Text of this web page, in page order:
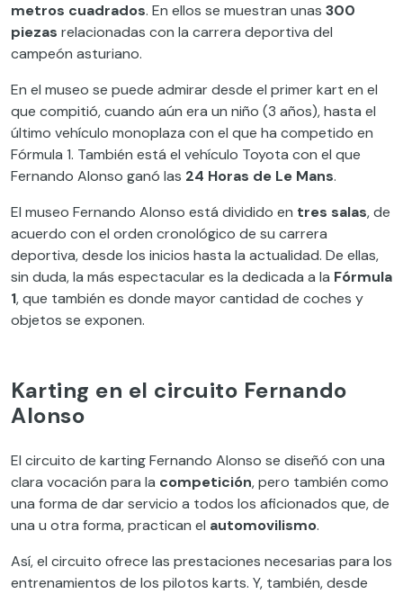
metros cuadrados. En ellos se muestran unas 300
piezas relacionadas con la carrera deportiva del
campeón asturiano.
En el museo se puede admirar desde el primer kart en el
que compitió, cuando aún era un niño (3 años), hasta el
último vehículo monoplaza con el que ha competido en
Fórmula 1. También está el vehículo Toyota con el que
Fernando Alonso ganó las 24 Horas de Le Mans.
El museo Fernando Alonso está dividido en tres salas, de
acuerdo con el orden cronológico de su carrera
deportiva, desde los inicios hasta la actualidad. De ellas,
sin duda, la más espectacular es la dedicada a la Fórmula
1, que también es donde mayor cantidad de coches y
objetos se exponen.
Karting en el circuito Fernando
Alonso
El circuito de karting Fernando Alonso se diseñó con una
clara vocación para la competición, pero también como
una forma de dar servicio a todos los aficionados que, de
una u otra forma, practican el automovilismo.
Así, el circuito ofrece las prestaciones necesarias para los
entrenamientos de los pilotos karts. Y, también, desde